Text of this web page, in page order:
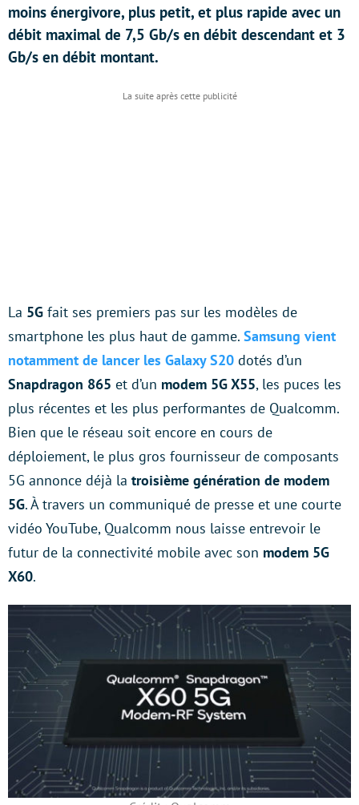
moins énergivore, plus petit, et plus rapide avec un
débit maximal de 7,5 Gb/s en débit descendant et 3
Gb/s en débit montant.
La 5G fait ses premiers pas sur les modèles de
smartphone les plus haut de gamme. Samsung vient
notamment de lancer les Galaxy S20 dotés d’un
Snapdragon 865 et d’un modem 5G X55, les puces les
plus récentes et les plus performantes de Qualcomm.
Bien que le réseau soit encore en cours de
déploiement, le plus gros fournisseur de composants
5G annonce déjà la troisième génération de modem
5G. À travers un communiqué de presse et une courte
vidéo YouTube, Qualcomm nous laisse entrevoir le
futur de la connectivité mobile avec son modem 5G
X60.